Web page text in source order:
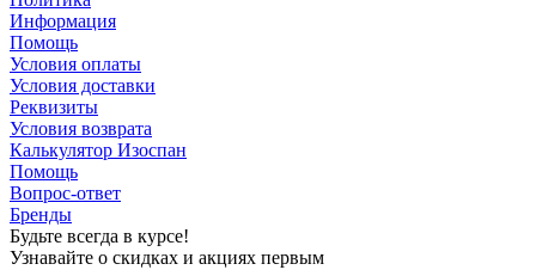
Информация
Помощь
Условия оплаты
Условия доставки
Реквизиты
Условия возврата
Калькулятор Изоспан
Помощь
Вопрос-ответ
Бренды
Будьте всегда в курсе!
Узнавайте о скидках и акциях первым